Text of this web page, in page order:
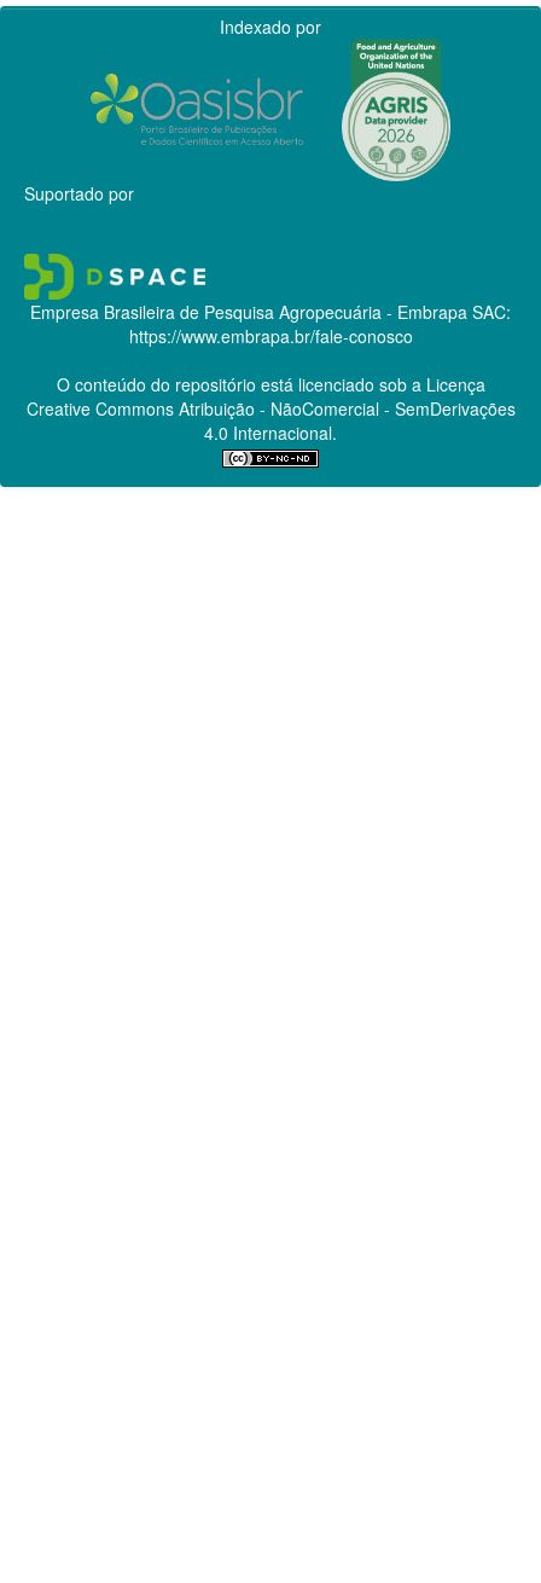
Indexado por
Suportado por
Empresa Brasileira de Pesquisa Agropecuária - Embrapa SAC:
https://www.embrapa.br/fale-conosco
O conteúdo do repositório está licenciado sob a Licença
Creative CommonsAtribuição - NãoComercial - SemDerivações
4.0 Internacional.